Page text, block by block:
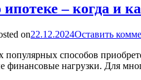
– когда и
on22.12.2024Оставить
популярных способов
финансовые нагрузки. Для